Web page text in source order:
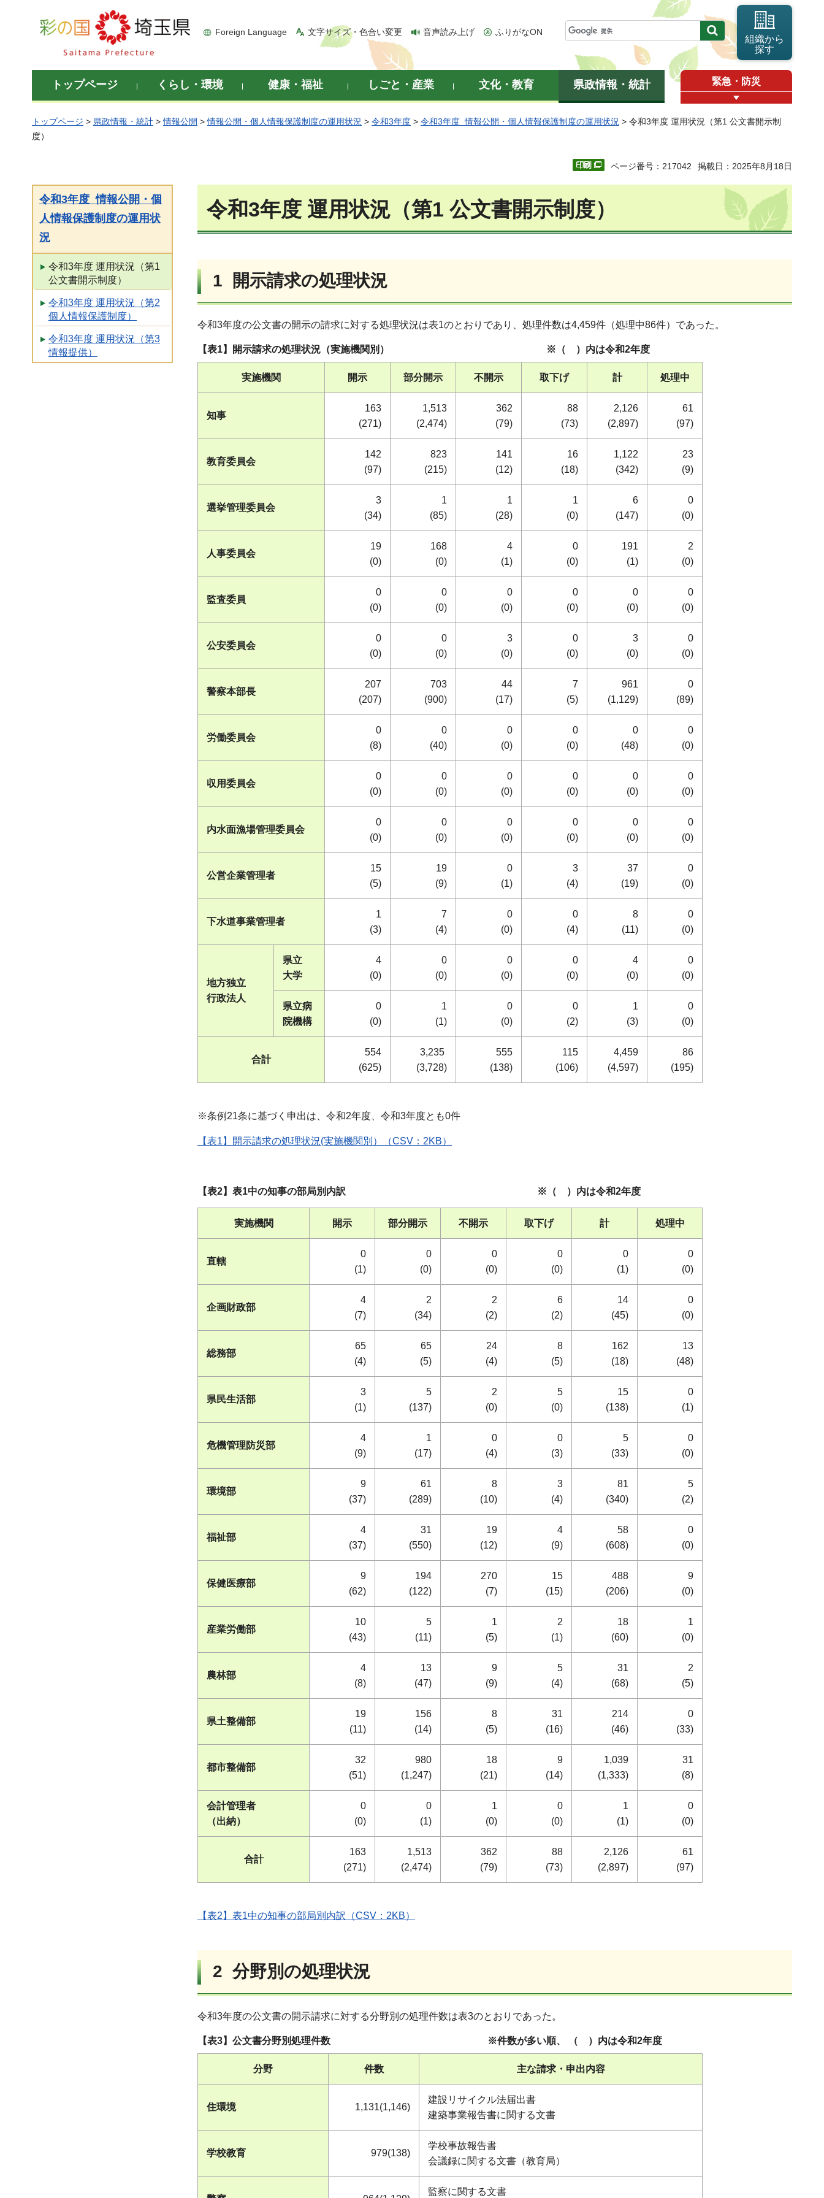
彩の国 埼玉県
Foreign Language 文字サイズ・色合い変更 音声読み上げ ふりがなON
組織から
探す
トップページ くらし・環境 健康・福祉 しごと・産業 文化・教育 県政情報・統計 緊急・防災
トップページ > 県政情報・統計 >情報公開 >情報公開・個人情報保護制度の運用状況 > 令和3年度 > 令和3年度 情報公開・個人情報保護制度の運用状況 > 令和3年度 運用状況（第1 公文書開示制
度）
ページ番号：217042 掲載日：2025年8月18日
令和3年度 情報公開・個
人情報保護制度の運用状
況
令和3年度 運用状況（第1
公文書開示制度）
令和3年度 運用状況（第2
個人情報保護制度）
令和3年度 運用状況（第3
情報提供）
令和3年度 運用状況（第1 公文書開示制度）
1 開示請求の処理状況
令和3年度の公文書の開示の請求に対する処理状況は表1のとおりであり、処理件数は4,459件（処理中86件）であった。
【表1】開示請求の処理状況（実施機関別） ※（ ）内は令和2年度
実施機関 開示 部分開示 不開示 取下げ 計 処理中
知事
163
(271)
1,513
(2,474)
362
(79)
88
(73)
2,126
(2,897)
61
(97)
教育委員会
142
(97)
823
(215)
141
(12)
16
(18)
1,122
(342)
23
(9)
選挙管理委員会
3
(34)
1
(85)
1
(28)
1
(0)
6
(147)
0
(0)
人事委員会
19
(0)
168
(0)
4
(1)
0
(0)
191
(1)
2
(0)
監査委員
0
(0)
0
(0)
0
(0)
0
(0)
0
(0)
0
(0)
公安委員会
0
(0)
0
(0)
3
(0)
0
(0)
3
(0)
0
(0)
警察本部長
207
(207)
703
(900)
44
(17)
7
(5)
961
(1,129)
0
(89)
労働委員会
0
(8)
0
(40)
0
(0)
0
(0)
0
(48)
0
(0)
収用委員会
0
(0)
0
(0)
0
(0)
0
(0)
0
(0)
0
(0)
内水面漁場管理委員会
0
(0)
0
(0)
0
(0)
0
(0)
0
(0)
0
(0)
公営企業管理者
15
(5)
19
(9)
0
(1)
3
(4)
37
(19)
0
(0)
下水道事業管理者
1
(3)
7
(4)
0
(0)
0
(4)
8
(11)
0
(0)
地方独立
行政法人
県立
大学
4
(0)
0
(0)
0
(0)
0
(0)
4
(0)
0
(0)
県立病
院機構
0
(0)
1
(1)
0
(0)
0
(2)
1
(3)
0
(0)
合計
554
(625)
3,235
(3,728)
555
(138)
115
(106)
4,459
(4,597)
86
(195)
※条例21条に基づく申出は、令和2年度、令和3年度とも0件
【表1】開示請求の処理状況(実施機関別）（CSV：2KB）
【表2】表1中の知事の部局別内訳 ※（ ）内は令和2年度
実施機関 開示 部分開示 不開示 取下げ 計 処理中
直轄
0
(1)
0
(0)
0
(0)
0
(0)
0
(1)
0
(0)
企画財政部
4
(7)
2
(34)
2
(2)
6
(2)
14
(45)
0
(0)
総務部
65
(4)
65
(5)
24
(4)
8
(5)
162
(18)
13
(48)
県民生活部
3
(1)
5
(137)
2
(0)
5
(0)
15
(138)
0
(1)
危機管理防災部
4
(9)
1
(17)
0
(4)
0
(3)
5
(33)
0
(0)
環境部
9
(37)
61
(289)
8
(10)
3
(4)
81
(340)
5
(2)
福祉部
4
(37)
31
(550)
19
(12)
4
(9)
58
(608)
0
(0)
保健医療部
9
(62)
194
(122)
270
(7)
15
(15)
488
(206)
9
(0)
産業労働部
10
(43)
5
(11)
1
(5)
2
(1)
18
(60)
1
(0)
農林部
4
(8)
13
(47)
9
(9)
5
(4)
31
(68)
2
(5)
県土整備部
19
(11)
156
(14)
8
(5)
31
(16)
214
(46)
0
(33)
都市整備部
32
(51)
980
(1,247)
18
(21)
9
(14)
1,039
(1,333)
31
(8)
会計管理者
（出納）
0
(0)
0
(1)
1
(0)
0
(0)
1
(1)
0
(0)
合計
163
(271)
1,513
(2,474)
362
(79)
88
(73)
2,126
(2,897)
61
(97)
【表2】表1中の知事の部局別内訳（CSV：2KB）
2 分野別の処理状況
令和3年度の公文書の開示請求に対する分野別の処理件数は表3のとおりであった。
【表3】公文書分野別処理件数 ※件数が多い順、 （ ）内は令和2年度
分野 件数 主な請求・申出内容
住環境 1,131(1,146)
建設リサイクル法届出書
建築事業報告書に関する文書
学校教育 979(138)
学校事故報告書
会議録に関する文書（教育局）
監察に関する文書